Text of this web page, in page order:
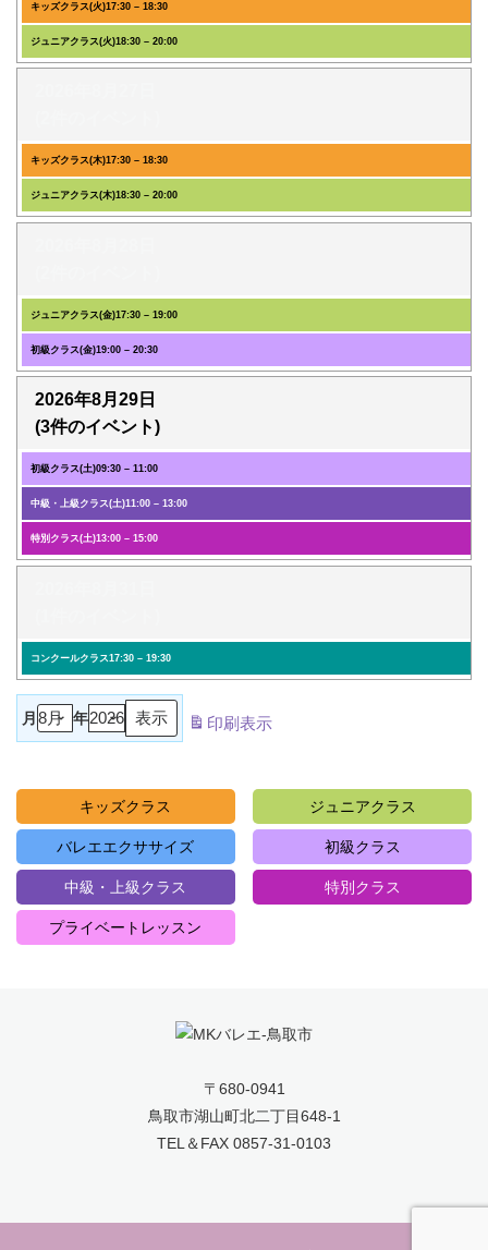
キッズクラス(火)17:30 – 18:30
ジュニアクラス(火)18:30 – 20:00
キッズクラス(木)17:30 – 18:30
ジュニアクラス(木)18:30 – 20:00
ジュニアクラス(金)17:30 – 19:00
初級クラス(金)19:00 – 20:30
2026年8月29日
(3件のイベント)
初級クラス(土)09:30 – 11:00
中級・上級クラス(土)11:00 – 13:00
特別クラス(土)13:00 – 15:00
コンクールクラス17:30 – 19:30
月 年 印刷表示
キッズクラス ジュニアクラス
バレエエクササイズ 初級クラス
中級・上級クラス 特別クラス
プライベートレッスン
〒680-0941
鳥取市湖山町北二丁目648-1
TEL＆FAX 0857-31-0103